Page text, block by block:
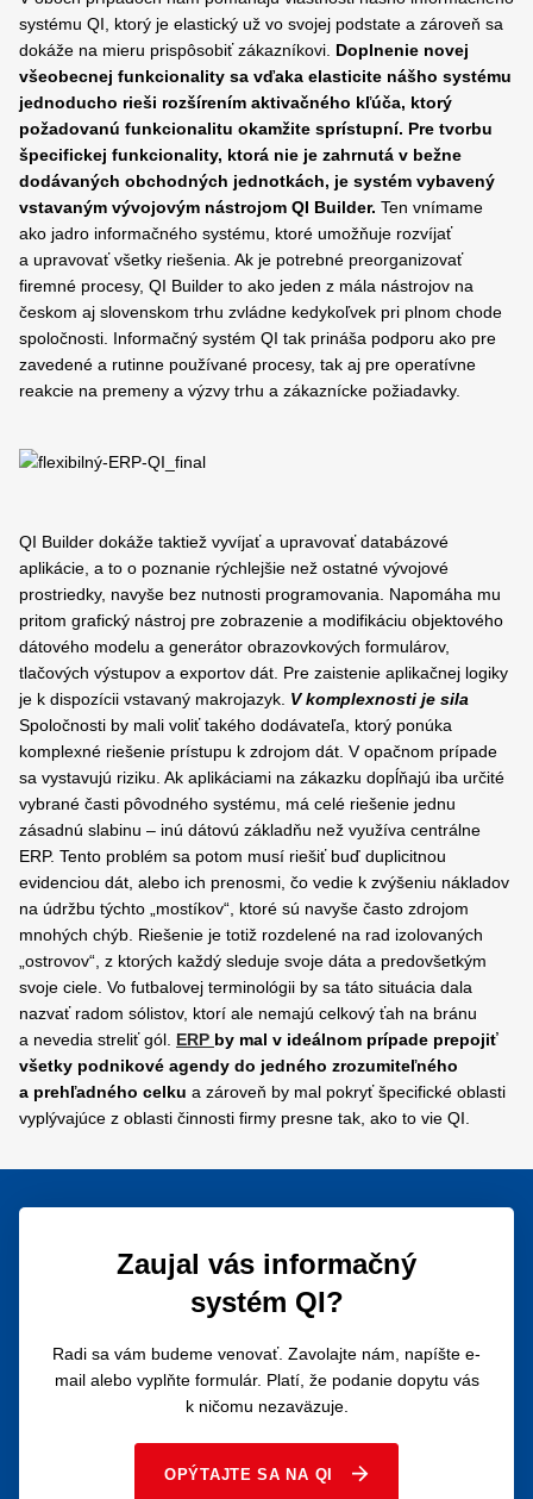
systému QI, ktorý je elastický už vo svojej podstate a zároveň sa
dokáže na mieru prispôsobiť zákazníkovi. Doplnenie novej
všeobecnej funkcionality sa vďaka elasticite nášho systému
jednoducho rieši rozšírením aktivačného kľúča, ktorý
požadovanú funkcionalitu okamžite sprístupní. Pre tvorbu
špecifickej funkcionality, ktorá nie je zahrnutá v bežne
dodávaných obchodných jednotkách, je systém vybavený
vstavaným vývojovým nástrojom QI Builder. Ten vnímame
ako jadro informačného systému, ktoré umožňuje rozvíjať
a upravovať všetky riešenia. Ak je potrebné preorganizovať
firemné procesy, QI Builder to ako jeden z mála nástrojov na
českom aj slovenskom trhu zvládne kedykoľvek pri plnom chode
spoločnosti. Informačný systém QI tak prináša podporu ako pre
zavedené a rutinne používané procesy, tak aj pre operatívne
reakcie na premeny a výzvy trhu a zákaznícke požiadavky.
QI Builder dokáže taktiež vyvíjať a upravovať databázové
aplikácie, a to o poznanie rýchlejšie než ostatné vývojové
prostriedky, navyše bez nutnosti programovania. Napomáha mu
pritom grafický nástroj pre zobrazenie a modifikáciu objektového
dátového modelu a generátor obrazovkových formulárov,
tlačových výstupov a exportov dát. Pre zaistenie aplikačnej logiky
je k dispozícii vstavaný makrojazyk. V komplexnosti je sila
Spoločnosti by mali voliť takého dodávateľa, ktorý ponúka
komplexné riešenie prístupu k zdrojom dát. V opačnom prípade
sa vystavujú riziku. Ak aplikáciami na zákazku dopĺňajú iba určité
vybrané časti pôvodného systému, má celé riešenie jednu
zásadnú slabinu – inú dátovú základňu než využíva centrálne
ERP. Tento problém sa potom musí riešiť buď duplicitnou
evidenciou dát, alebo ich prenosmi, čo vedie k zvýšeniu nákladov
na údržbu týchto „mostíkov“, ktoré sú navyše často zdrojom
mnohých chýb. Riešenie je totiž rozdelené na rad izolovaných
„ostrovov“, z ktorých každý sleduje svoje dáta a predovšetkým
svoje ciele. Vo futbalovej terminológii by sa táto situácia dala
nazvať radom sólistov, ktorí ale nemajú celkový ťah na bránu
a nevedia streliť gól. ERP by mal v ideálnom prípade prepojiť
všetky podnikové agendy do jedného zrozumiteľného
a prehľadného celku a zároveň by mal pokryť špecifické oblasti
vyplývajúce z oblasti činnosti firmy presne tak, ako to vie QI.
Zaujal vás informačný
systém QI?
Radi sa vám budeme venovať. Zavolajte nám, napíšte e-
mail alebo vyplňte formulár. Platí, že podanie dopytu vás
k ničomu nezaväzuje.
OPÝTAJTE SA NA QI